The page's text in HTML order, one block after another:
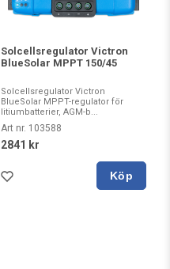
Solcellsregulator Victron
BlueSolar MPPT 150/45
Solcellsregulator Victron
BlueSolar MPPT-regulator för
litiumbatterier, AGM-b...
Art nr. 103588
2841 kr
Köp